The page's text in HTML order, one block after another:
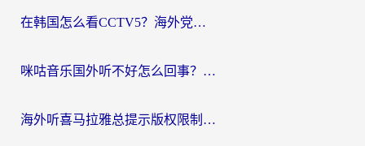
在韩国怎么看CCTV5？海外党体育赛事+中文解说观看终极指南
咪咕音乐国外听不好怎么回事？海外党听歌自由的终极解决方案来了
海外听喜马拉雅总提示版权限制？3步解决+2个音乐平台问题全攻略